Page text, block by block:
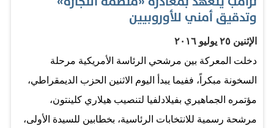
وتدقيق أمني للأوروبيين
الإثنين ٢٥ يوليو ٢٠١٦
دخلت المعركة بين مرشحي الرئاسة الأمريكية مرحلة
السخونة مبكراً، ففيما يبدأ اليوم الاثنين الحزب الديمقراطي،
مؤتمره الجماهيري بفيلادلفيا لتنصيب هيلاري كلينتون،
مرشحة رسمية للانتخابات الرئاسية، بخطابين للسيدة الأولى،